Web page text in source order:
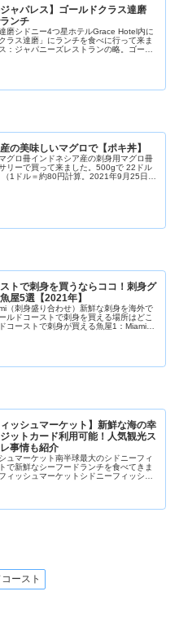
ジャパレス】ゴールドクラス達磨
ランチ
磨シドニー4つ星ホテルGrace Hotel内に
ラス達磨」にランチを食べに行って来ま
：ジャパニーズレストランの略。ゴール
の美味しいマグロで【ポキ丼】
グロ冊インドネシア産の刺身用マグロ冊
リーで買って来ました。500gで 22ドル
（1ドル＝約80円計算。2021年9月25日現
トで刺身を買うならココ！刺身グ
屋5選【2021年】
（刺身盛り合わせ）新鮮な刺身を海外で
ルドコーストで刺身を買える場所はどこ
コーストで刺身が買える魚屋1：Miami
ィッシュマーケット】新鮮な海の幸
ットカード利用可能！人気観光ス
事情も紹介
ュマーケット南半球最大のシドニーフィ
で新鮮なシーフードランチを食べてきま
ィッシュマーケットシドニーフィッシュ
ースト